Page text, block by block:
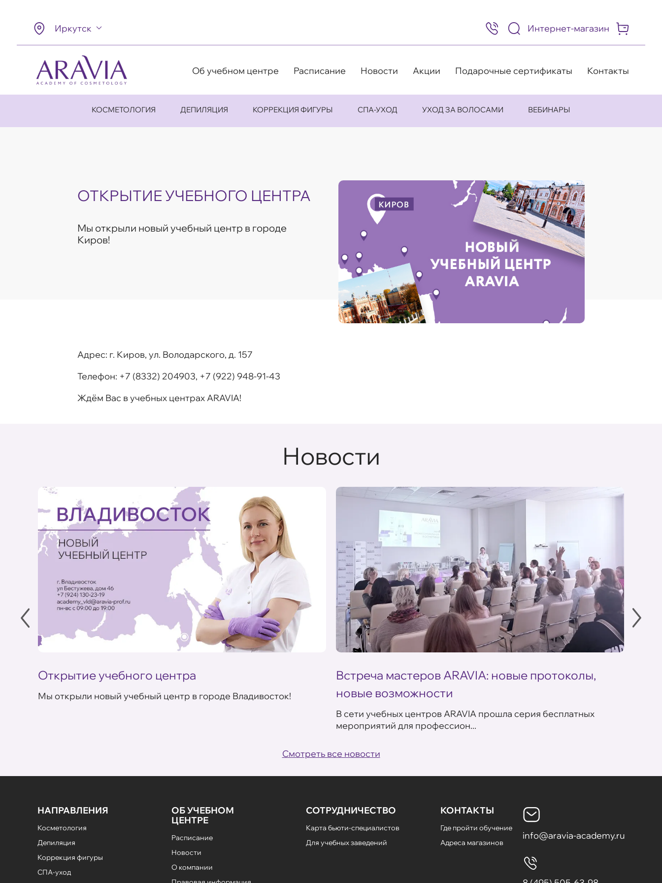
Иркутск
8
(495)
505-
98
Интернет-магазин
Об учебном центре Расписание Новости Акции Подарочные сертификаты Контакты
КОСМЕТОЛОГИЯ ДЕПИЛЯЦИЯ КОРРЕКЦИЯ ФИГУРЫ СПА-УХОД УХОД ЗА ВОЛОСАМИ ВЕБИНАРЫ
ОТКРЫТИЕ УЧЕБНОГО ЦЕНТРА
Мы открыли новый учебный центр в городе
Киров!
Адрес: г. Киров, ул. Володарского, д. 157
Телефон: +7 (8332) 204903, +7 (922) 948-91-43
Ждём Вас в учебных центрах ARAVIA!
Новости
Открытие учебного центра
Мы открыли новый учебный центр в городе Владивосток!
Встреча мастеров ARAVIA: новые протоколы,
новые возможности
В сети учебных центров ARAVIA прошла серия бесплатных
мероприятий для профессион...
Смотреть все новости
НАПРАВЛЕНИЯ
Косметология
Депиляция
Коррекция фигуры
СПА-уход
ОБ УЧЕБНОМ
ЦЕНТРЕ
Расписание
Новости
О компании
СОТРУДНИЧЕСТВО
Карта бьюти-специалистов
Для учебных заведений
КОНТАКТЫ
Где пройти обучение
Адреса магазинов
info@aravia-academy.ru